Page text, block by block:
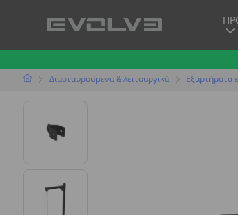
Διασταυρούμενα & λειτουργικά Εξαρτήματα